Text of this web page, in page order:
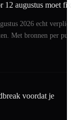
12 augustus moet
2026 echt
Met bronnen per
voordat je